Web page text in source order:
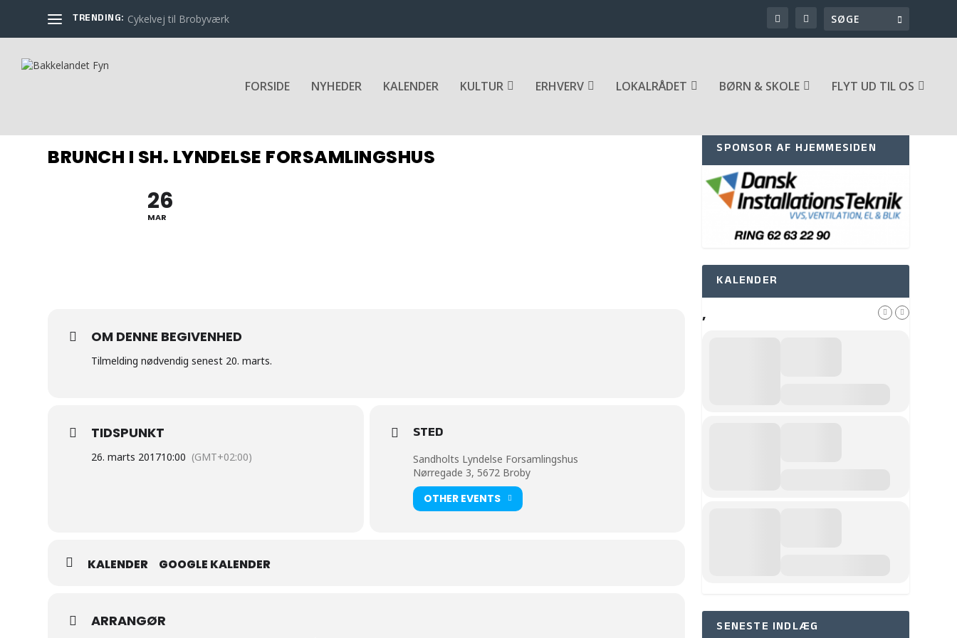
TRENDING: Cykelvej til Brobyværk
FORSIDE NYHEDER KALENDER KULTUR ERHVERV LOKALRÅDET BØRN & SKOLE FLYT UD TIL OS
BRUNCH I SH. LYNDELSE FORSAMLINGSHUS
26
MAR
OM DENNE BEGIVENHED
Tilmelding nødvendig senest 20. marts.
TIDSPUNKT
26. marts 201710:00 (GMT+02:00)
STED
Sandholts Lyndelse Forsamlingshus
Nørregade 3, 5672 Broby
OTHER EVENTS
KALENDER GOOGLE KALENDER
ARRANGØR
SPONSOR AF HJEMMESIDEN
KALENDER
,
SENESTE INDLÆG